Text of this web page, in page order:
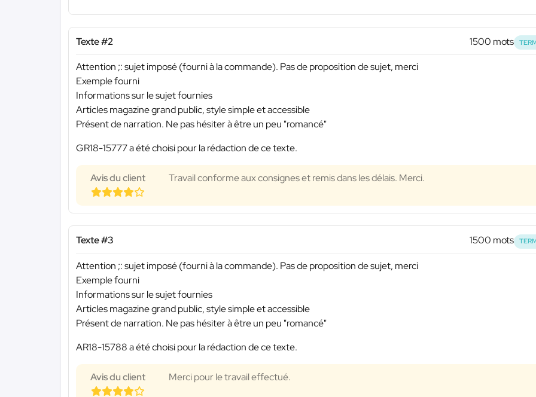
Texte #2 1500 mots
Attention ;: sujet imposé (fourni à la commande). Pas de proposition de sujet, merci
Exemple fourni
Informations sur le sujet fournies
Articles magazine grand public, style simple et accessible
Présent de narration. Ne pas hésiter à être un peu "romancé"
GR18-15777 a été choisi pour la rédaction de ce texte.
Avis du client Travail conforme aux consignes et remis dans les délais. Merci.
Texte #3 1500 mots
Attention ;: sujet imposé (fourni à la commande). Pas de proposition de sujet, merci
Exemple fourni
Informations sur le sujet fournies
Articles magazine grand public, style simple et accessible
Présent de narration. Ne pas hésiter à être un peu "romancé"
AR18-15788 a été choisi pour la rédaction de ce texte.
Avis du client Merci pour le travail effectué.